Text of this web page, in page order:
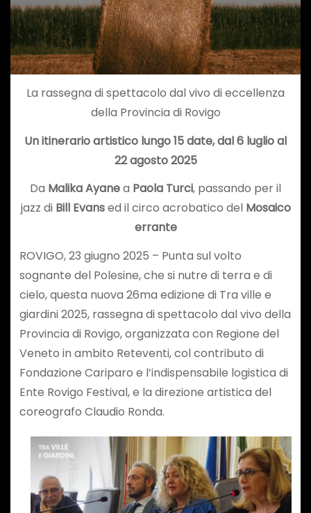
La rassegna di spettacolo dal vivo di eccellenza
della Provincia di Rovigo
Un itinerario artistico lungo 15 date, dal 6 luglio al
22 agosto 2025
Da Malika Ayanea Paola Turci, passando per il
jazz di Bill Evansed il circo acrobatico del Mosaico
errante
ROVIGO, 23 giugno 2025 – Punta sul volto
sognante del Polesine, che si nutre di terra e di
cielo, questa nuova 26ma edizione di Tra ville e
giardini 2025, rassegna di spettacolo dal vivo della
Provincia di Rovigo, organizzata con Regione del
Veneto in ambito Reteventi, col contributo di
Fondazione Cariparo e l’indispensabile logistica di
Ente Rovigo Festival, e la direzione artistica del
coreografo Claudio Ronda.